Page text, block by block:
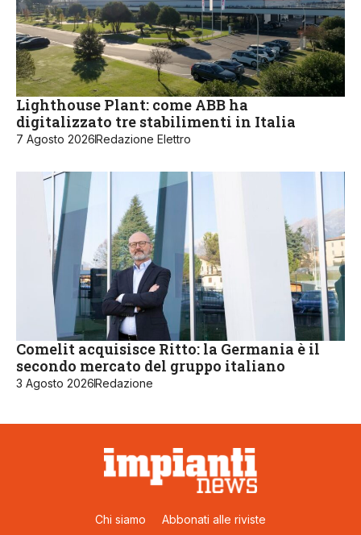
Lighthouse Plant: come ABB ha
digitalizzato tre stabilimenti in Italia
7 Agosto 2026Redazione Elettro
Comelit acquisisce Ritto: la Germania è il
secondo mercato del gruppo italiano
3 Agosto 2026Redazione
Chi siamo Abbonati alle riviste